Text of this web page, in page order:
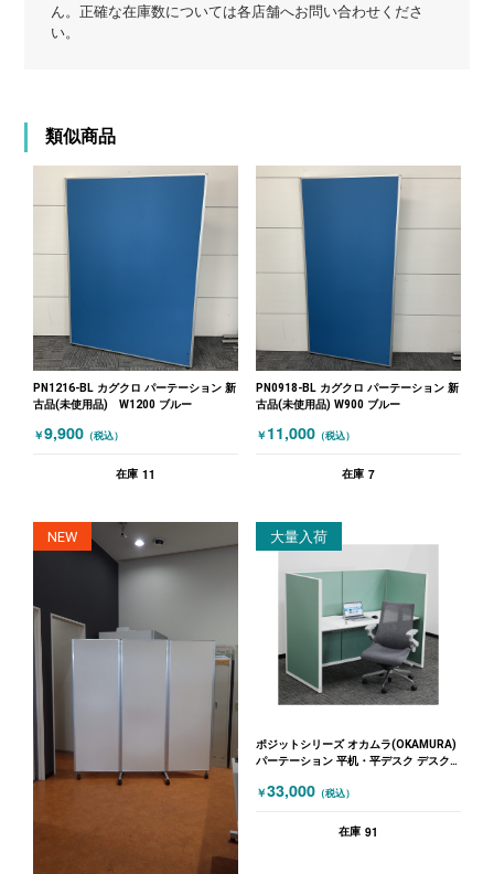
ん。正確な在庫数については各店舗へお問い合わせくださ
い。
類似商品
PN1216-BL カグクロ パーテーション 新
古品(未使用品) W1200 ブルー
￥9,900 （税込）
在庫 11
PN0918-BL カグクロ パーテーション 新
古品(未使用品) W900 ブルー
￥ 11,000 （税込）
在庫 7
NEW 大量入荷
ポジットシリーズ オカムラ(OKAMURA)
パーテーション 平机・平デスク デスク
1600 高さ1300 ポジットシリーズ グリ
￥33,000 （税込）
在庫 91